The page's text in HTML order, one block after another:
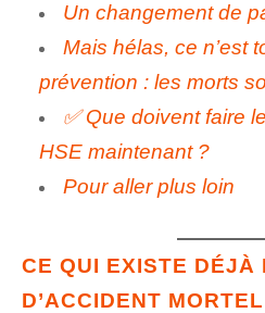
Un changement de
Mais hélas, ce n’est
prévention : les morts
✅ Que doivent faire
HSE maintenant ?
Pour aller plus loin
CE QUI EXISTE DÉJÀ
D’ACCIDENT MORTEL